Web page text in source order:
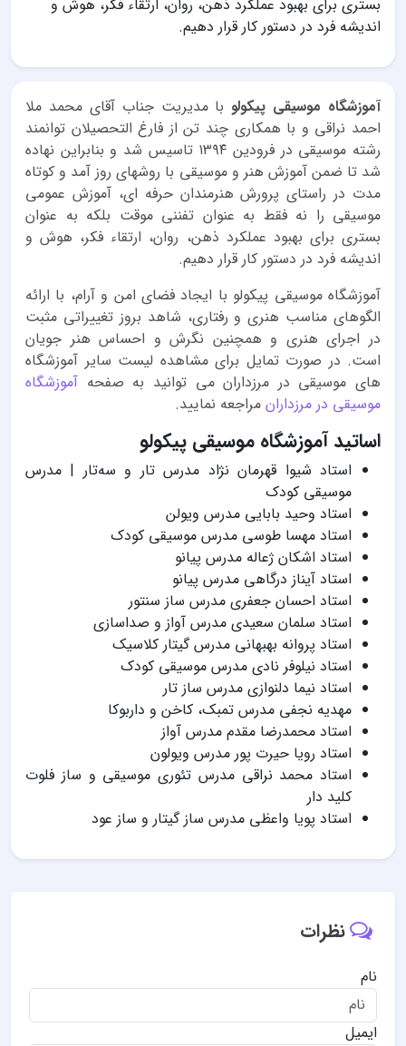
بستری برای بهبود عملکرد ذهن، روان، ارتقاء فکر، هوش و
اندیشه فرد در دستور کار قرار دهیم.
آموزشگاه موسیقی پیکولوبا مدیریت جناب آقای محمد ملا
احمد نراقی و با همکاری چند تن از فارغ التحصیلان توانمند
رشته موسیقی در فرودین ١٣٩۴ تاسیس شد و بنابراین نهاده
شد تا ضمن آموزش هنر و موسیقی با روشهای روز آمد و کوتاه
مدت در راستای پرورش هنرمندان حرفه ای، آموزش عمومی
موسیقی را نه فقط به عنوان تفننی موقت بلکه به عنوان
بستری برای بهبود عملکرد ذهن، روان، ارتقاء فکر، هوش و
اندیشه فرد در دستور کار قرار دهیم.
آموزشگاه موسیقی پیکولو با ایجاد فضای امن و آرام، با ارائه
الگوهای مناسب هنری و رفتاری، شاهد بروز تغییراتی مثبت
در اجرای هنری و همچنین نگرش و احساس هنر جویان
است. در صورت تمایل برای مشاهده لیست سایر آموزشگاه
های موسیقی در مرزداران می توانید به صفحه آموزشگاه
موسیقی در مرزداران مراجعه نمایید.
اساتید آموزشگاه موسیقی پیکولو
استاد شیوا قهرمان نژاد مدرس تار و سه‌تار | مدرس
موسیقی کودک
استاد وحید بابایی مدرس ویولن
استاد مهسا طوسی مدرس موسیقی کودک
استاد اشکان ژعاله مدرس پیانو
استاد آیناز درگاهی مدرس پیانو
استاد احسان جعفری مدرس ساز سنتور
استاد سلمان سعیدی مدرس آواز و صداسازی
استاد پروانه بهبهانی مدرس گیتار کلاسیک
استاد نیلوفر نادی مدرس موسیقی کودک
استاد نیما دلنوازی مدرس ساز تار
مهدیه نجفی مدرس تمبک، کاخن و داربوکا
استاد محمدرضا مقدم مدرس آواز
استاد رویا حیرت پور مدرس ویولون
استاد محمد نراقی مدرس تئوری موسیقی و ساز فلوت
کلید دار
استاد پویا واعظی مدرس ساز گیتار و ساز عود
نظرات
نام
ایمیل